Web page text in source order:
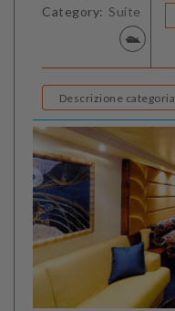
Category: Suite
Descrizione categoria